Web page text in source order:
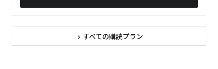
navigate_next すべての購読プラン